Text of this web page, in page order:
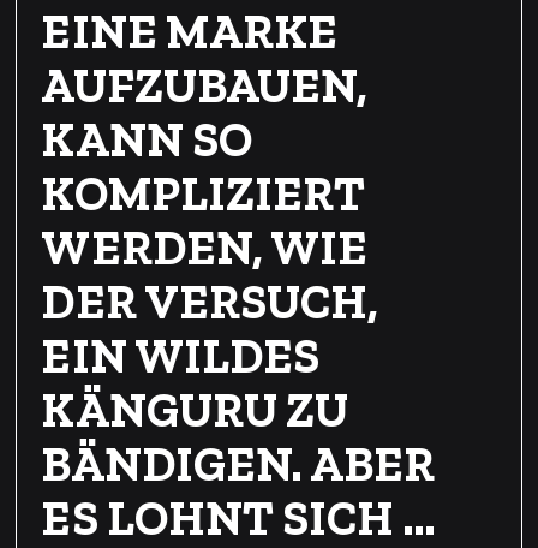
EINE MARKE
AUFZUBAUEN,
KANN SO
KOMPLIZIERT
WERDEN, WIE
DER VERSUCH,
EIN WILDES
KÄNGURU ZU
BÄNDIGEN. ABER
ES LOHNT SICH …